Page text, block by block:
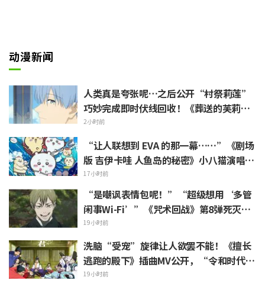
动漫新闻
人类真是夸张呢…之后公开“村祭莉莲”
巧妙完成即时伏线回收！《葬送的芙莉
莲》引发“是傲娇莉莲（Tsundere-re
n）呢”反响
2小时前
“让人联想到 EVA 的那一幕……”《剧场
版 吉伊卡哇 人鱼岛的秘密》小八猫演唱的
不安 PV 引发热议
17小时前
“是嘲讽表情包呢！”“超级想用‘多管
闲事Wi-Fi’”《咒术回战》第8弹死灭回
游表情包上线引发粉丝狂喜
19小时前
洗脑“受宠”旋律让人欲罢不能！《擅长
逃跑的殿下》插曲MV公开，“令和时代的
时代剧居然出角色歌”引发热议
19小时前